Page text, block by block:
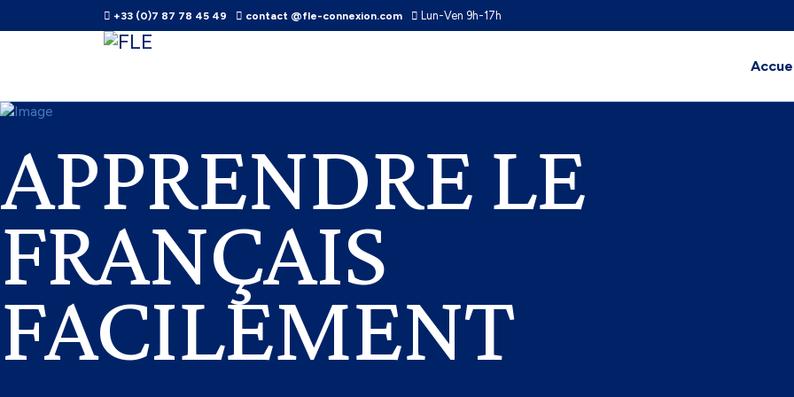
+33 (0)7 87 78 45 49 contact @fle-connexion.com Lun-Ven 9h-17h
APPRENDRE LE
FRANÇAIS
FACILEMENT